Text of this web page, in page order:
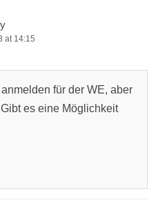
at 14:15
für der WE, aber
es eine Möglichkeit